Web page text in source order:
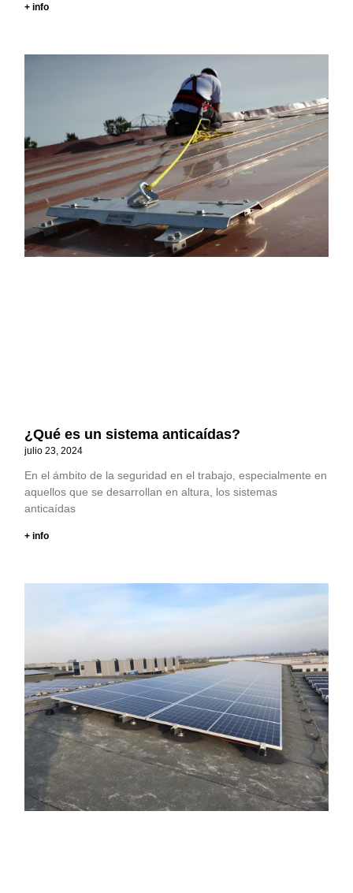
+ info
¿Qué es un sistema anticaídas?
julio 23, 2024
En el ámbito de la seguridad en el trabajo, especialmente en
aquellos que se desarrollan en altura, los sistemas
anticaídas
+ info